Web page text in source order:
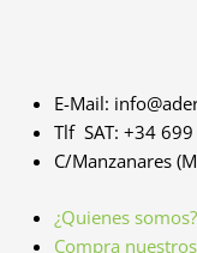
E-Mail:
Tlf SAT: +34
C/Manzanares
¿Quienes somos?
Compra